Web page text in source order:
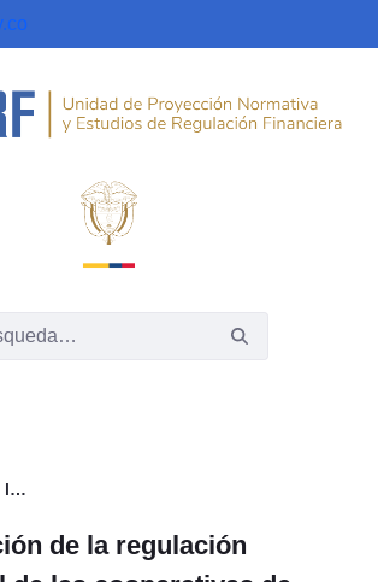
principal
Actualización de la regulación prudencial de las cooperativas de ahorro y crédito y las cooperativas multiactivas e integrales con sección de ahorro y crédito, y de las reglas del fondo de liquidez de las cooperativas y fondos de empleados plenos
de la regulación